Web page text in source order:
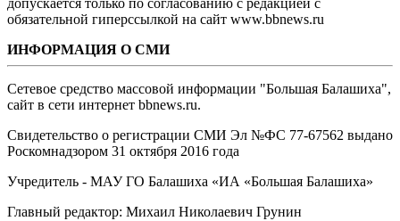
допускается только по согласованию с редакцией с
обязательной гиперссылкой на сайт www.bbnews.ru
ИНФОРМАЦИЯ О СМИ
Сетевое средство массовой информации "Большая Балашиха",
сайт в сети интернет bbnews.ru.
Свидетельство о регистрации СМИ Эл №ФС ‎77-67562 выдано
Роскомнадзором 31 октября 2016 года
Учредитель - МАУ ГО Балашиха «ИА «Большая Балашиха»
Главный редактор: Михаил Николаевич Грунин